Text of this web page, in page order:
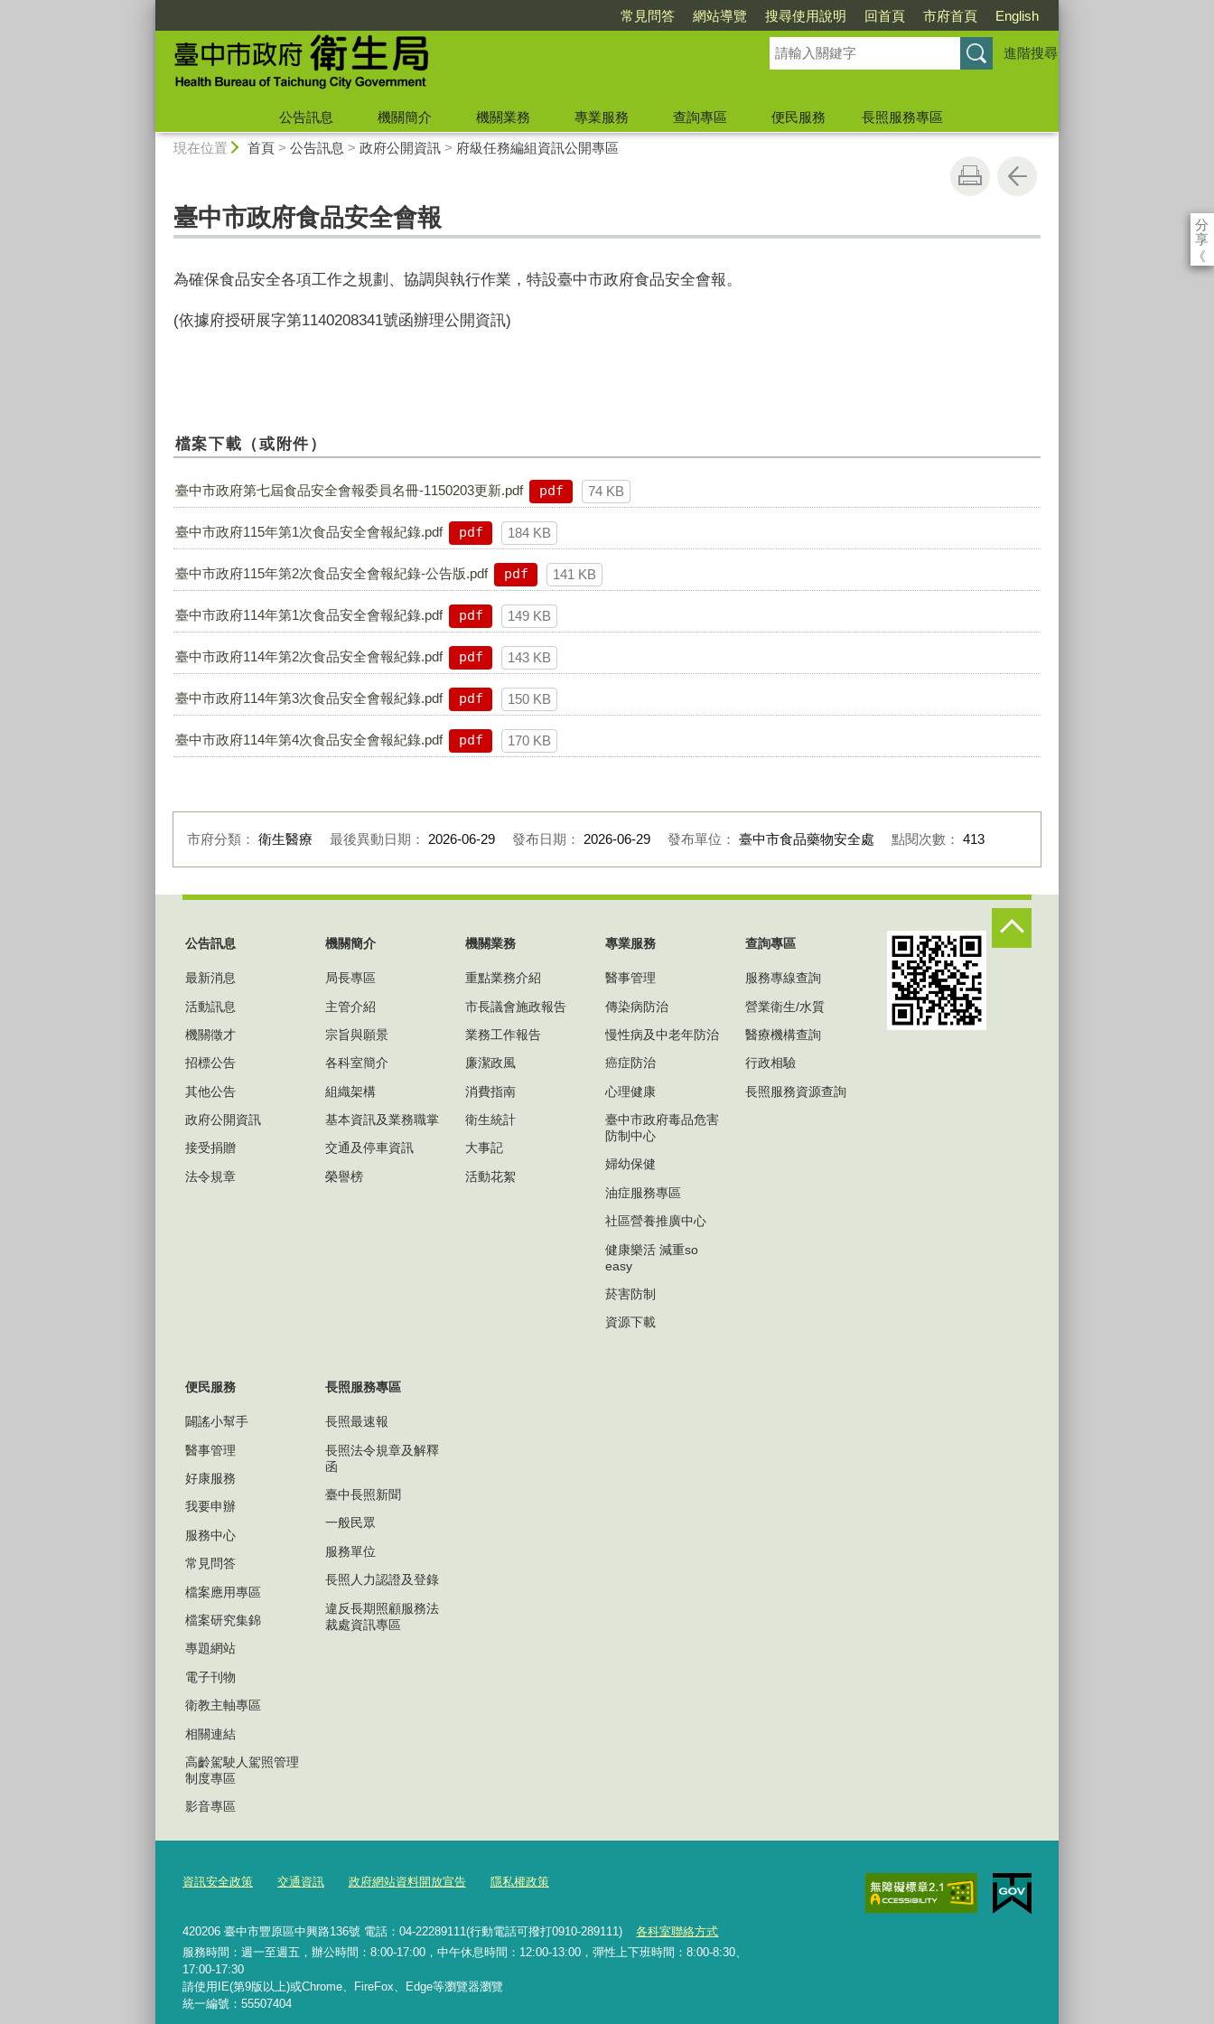
常見問答 網站導覽 搜尋使用說明 回首頁 市府首頁 English
進階搜尋
公告訊息 機關簡介 機關業務 專業服務 查詢專區 便民服務
長照服務專區
現在位置 首頁> 公告訊息 > 政府公開資訊> 府級任務編組資訊公開專區
分
享
《
臺中市政府食品安全會報
為確保食品安全各項工作之規劃、協調與執行作業，特設臺中市政府食品安全會報。
(依據府授研展字第1140208341號函辦理公開資訊)
檔案下載（或附件）
臺中市政府第七屆食品安全會報委員名冊-1150203更新.pdf pdf 74 KB
臺中市政府115年第1次食品安全會報紀錄.pdf pdf 184 KB
臺中市政府115年第2次食品安全會報紀錄-公告版.pdf pdf 141 KB
臺中市政府114年第1次食品安全會報紀錄.pdf pdf 149 KB
臺中市政府114年第2次食品安全會報紀錄.pdf pdf 143 KB
臺中市政府114年第3次食品安全會報紀錄.pdf pdf 150 KB
臺中市政府114年第4次食品安全會報紀錄.pdf pdf 170 KB
市府分類： 衛生醫療 最後異動日期： 2026-06-29 發布日期： 2026-06-29 發布單位： 臺中市食品藥物安全處 點閱次數： 413
公告訊息
最新消息
活動訊息
機關徵才
招標公告
其他公告
政府公開資訊
接受捐贈
法令規章
機關簡介
局長專區
主管介紹
宗旨與願景
各科室簡介
組織架構
基本資訊及業務職掌
交通及停車資訊
榮譽榜
機關業務
重點業務介紹
市長議會施政報告
業務工作報告
廉潔政風
消費指南
衛生統計
大事記
活動花絮
專業服務
醫事管理
傳染病防治
慢性病及中老年防治
癌症防治
心理健康
臺中市政府毒品危害
防制中心
婦幼保健
油症服務專區
社區營養推廣中心
健康樂活 減重so
easy
菸害防制
資源下載
查詢專區
服務專線查詢
營業衛生/水質
醫療機構查詢
行政相驗
長照服務資源查詢
便民服務
闢謠小幫手
醫事管理
好康服務
我要申辦
服務中心
常見問答
檔案應用專區
檔案研究集錦
專題網站
電子刊物
衛教主軸專區
相關連結
高齡駕駛人駕照管理
制度專區
影音專區
長照服務專區
長照最速報
長照法令規章及解釋
函
臺中長照新聞
一般民眾
服務單位
長照人力認證及登錄
違反長期照顧服務法
裁處資訊專區
資訊安全政策 交通資訊 政府網站資料開放宣告 隱私權政策
420206 臺中市豐原區中興路136號 電話：04-22289111(行動電話可撥打0910-289111)
各科室聯絡方式
服務時間：週一至週五，辦公時間：8:00-17:00，中午休息時間：12:00-13:00，彈性上下班時間：8:00-8:30、
17:00-17:30
請使用IE(第9版以上)或Chrome、FireFox、Edge等瀏覽器瀏覽
統一編號：55507404